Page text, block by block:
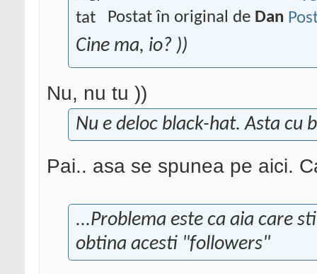
Postat în original de Dan
Cine ma, io? ))
Nu, nu tu ))
Nu e deloc black-hat. Asta cu
Pai.. asa se spunea pe aici.
...Problema este ca aia care
obtina acesti "followers"